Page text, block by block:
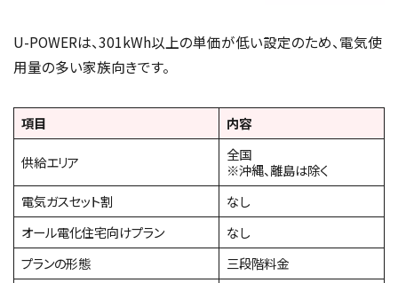
U-POWERは、301kWh以上の単価が低い設定のため、電気使
用量の多い家族向きです。
項目 内容
供給エリア
全国
※沖縄、離島は除く
電気ガスセット割
なし
オール電化住宅向けプラン
なし
プランの形態
三段階料金